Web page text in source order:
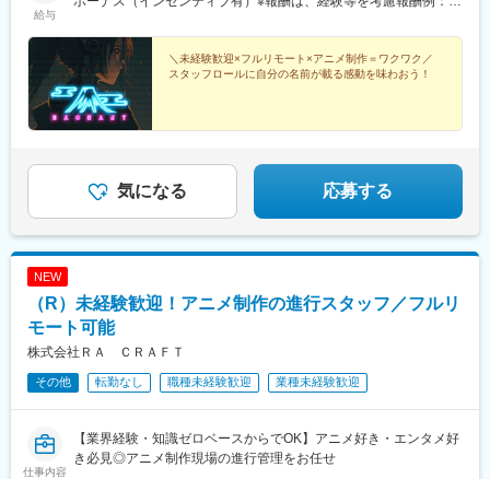
駅、北安城駅、東比恵駅、櫛田神社前駅、西鉄千早駅、平和通
駅、花畑駅、札幌駅、函館駅前駅、弘前東高前駅、津軽五所川原
駅、仙台駅(地下鉄)、西塩釜駅、曽根田駅、宇都宮駅東口駅、前橋
駅、西桐生駅、新富町駅(富山県)、新魚津駅、クロスベイ前駅、金
沢駅、福井駅(福井県)、西鯖江駅、たけふ新駅、上大月駅、市役所
前駅(長野県)、西松本駅、城下駅(長野県)、岐阜駅、可児駅、日吉
桑名駅、上栄町駅、三宮・花時計前駅、山陽姫路駅、山陽明石
駅、八木西口駅、鳥居前駅、田中口駅、出雲市駅、西川緑道公園
駅、倉敷市駅、紙屋町東駅、山頂駅(千光寺山)、宇部新川駅、眉山
ロープウェイ山麓駅、高松築港駅、片原町駅(香川県)、三越前駅、
銀座一丁目駅、馬喰横山駅、赤坂駅(東京都)、六本木一丁目駅、汐
西武新宿駅、春日駅(東京都)、浅草駅(ＴＸ)、上野御徒町駅、九品
仏駅、北参道駅、都電雑司ケ谷駅、西日暮里駅、豊島園駅(西武
線)、立川北駅、多摩センター駅、桜木町駅、馬車道駅、向河原
駅、高津駅(神奈川県)、千葉駅、東海神駅、大阪駅、大江橋駅、長
堀橋駅、大阪難波駅、淀屋橋駅、大国町駅、京都河原町駅、国際
センター駅、大須観音駅、今池駅(愛知県)、西一宮駅、駅前駅、呉
服町駅(福岡県)、天神南駅、薬院大通駅、香椎宮前駅、旦過駅、大
通駅、市役所前駅(北海道)、広瀬通駅、東宿郷駅、電鉄富山駅、末
広町駅(富山県)、福井城址大名町駅、新静岡駅、第一通り駅、島ノ
関駅、三宮駅(神戸新交通)、畝傍駅、出雲科学館パークタウン前
給与
＼未経験歓迎×フルリモート×アニメ制作＝ワクワク／
スタッフロールに自分の名前が載る感動を味わおう！
気になる 応募する
NEW
（R）未経験歓迎！アニメ制作の進行スタッフ／フルリ
モート可能
株式会社ＲＡ ＣＲＡＦＴ
その他 転勤なし 職種未経験歓迎 業種未経験歓迎
仕事内容
【業界経験・知識ゼロベースからでOK】アニメ好き・エンタメ好
き必見◎アニメ制作現場の進行管理をお任せ